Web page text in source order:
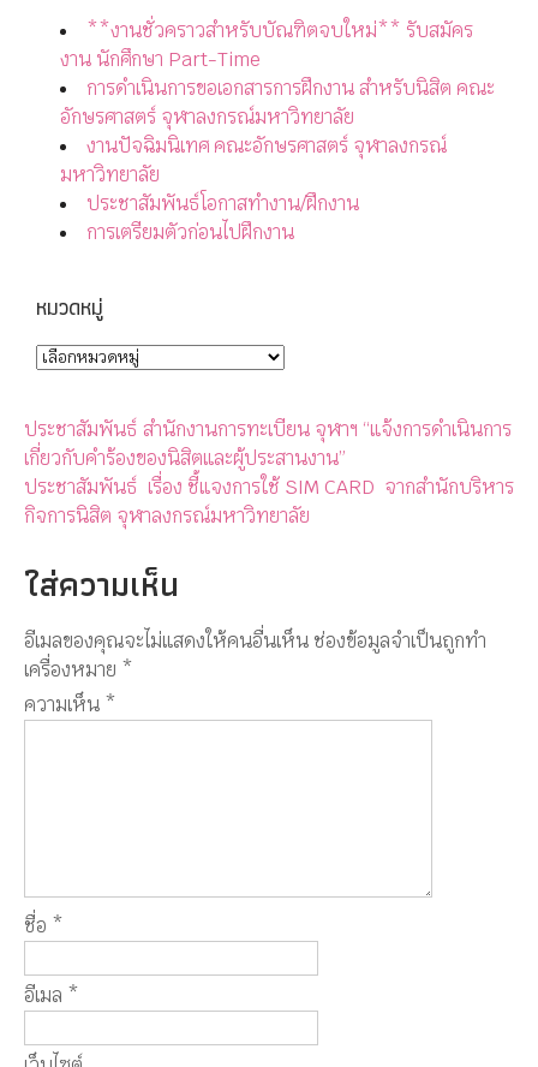
**งานชั่วคราวสำหรับบัณฑิตจบใหม่** รับสมัคร
งาน นักศึกษา Part-Time
การดำเนินการขอเอกสารการฝึกงาน สำหรับนิสิต คณะ
อักษรศาสตร์ จุฬาลงกรณ์มหาวิทยาลัย
งานปัจฉิมนิเทศ คณะอักษรศาสตร์ จุฬาลงกรณ์
มหาวิทยาลัย
ประชาสัมพันธ์โอกาสทำงาน/ฝึกงาน
การเตรียมตัวก่อนไปฝึกงาน
หมวดหมู่
ประชาสัมพันธ์ สำนักงานการทะเบียน จุฬาฯ “แจ้งการดำเนินการ
เกี่ยวกับคำร้องของนิสิตและผู้ประสานงาน”
ประชาสัมพันธ์ เรื่อง ชี้แจงการใช้ SIM CARD จากสำนักบริหาร
กิจการนิสิต จุฬาลงกรณ์มหาวิทยาลัย
ใส่ความเห็น
อีเมลของคุณจะไม่แสดงให้คนอื่นเห็น ช่องข้อมูลจำเป็นถูกทำ
เครื่องหมาย *
ความเห็น *
ชื่อ *
อีเมล *